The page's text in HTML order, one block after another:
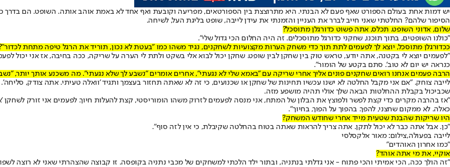
יש דמות אחת בעולם הספורט שאף פעם לא הבנתי. היא מתרוצצת בין הספורטאים, מפריעה וקובעת ואף אחד לא באמת אוהב אותה. השופט. הם בדרך
הסיפור שלהם? החלטתי שאני חייב לברר את העניין והזמנתי את עידן לייבה, שופט בליגת העל, לשיחה.
שלום, אדוני השופט. תכלס, אתה פשוט כדורגלן מתוסכל?
"כולנו השופטים, בתוך תוכנו, שחקני כדורגל מתוסכלים. זה היה החלום הכי גדול שלי".
ככדורגלן מתוסכל, יוצא לך לפעמים לתת תוך כדי משחק הערות מקצועיות לשחקנים, נגיד משהו כמו "בעטת לא נכון, תוריד את הרגל טיפה מתחת
"לפעמים יוצא לי בקטנה, אתה יודע, טראש טוק בין שחקן לבין שופט. שחקן יכול לבוא אלי בשקט ולתת לי הערה על שריקה, ככה בחיבה, אז אני יכול
כנראה יש יום לא טוב'. סתם בקטע של הומור".
הרבה פעמים אנחנו רואים שחקנים פונים אליך אחרי שריקה עם "באמא שלי לא נגעתי", אחרים אומרים "נשבע לך שלא נגעתי". מה משכנע אותך יותר,
לייבה צוחק. "אם אני מקבל החלטה לא ישנו עכשיו תחינות של שחקן או שכנועים, כי זה לא שאתה תחזור בעצמך ותגיד 'וואלה טעיתי. אתה צודק,
שכביכול בקבלת ההחלטות הבאה שלך אולי תהיה מושפע מזה.
"אז בהרבה מקרים כדי קצת לפשר ולפוצץ את הבלון של המתח, אני מנסה לפעמים לזרוק משהו הומוריסטי, קצת להעלות חיוך. לפעמים אני זורק לשחקן
כאלה. לא ממקום שחצני, להפך. בהפוך על הפוך, בחיוך".
היו שריקות שהבנת שטעית מייד אחרי שחודש המשחק?
"כן. אבל אתה כבר לא יכול לתקן. אתה צריך להראות שאתה בטוח בהחלטה שקיבלת, כי אין לזה סוף".
לייבה בפעולה,צילום: מאור אלקסלסי
"כמו אחרון האוהדים"
אוקיי, את מי אתה אוהד?
"זה הולך ככה, הכי אמיתי והכי פתוח - אני גדלתי בנתניה, ובתור ילד הלכתי למשחקים של מכבי נתניה בקופסה. זו קבוצה שהצהרתי שאני לא רוצה